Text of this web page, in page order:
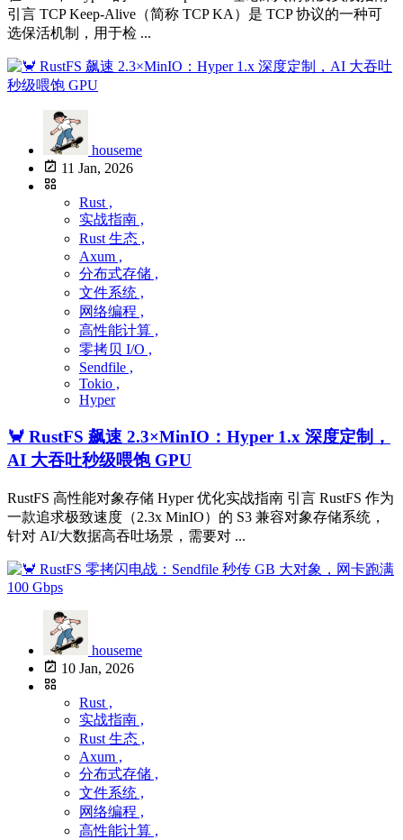
引言 TCP Keep-Alive（简称 TCP KA）是 TCP 协议的一种可
选保活机制，用于检 ...
houseme
11 Jan, 2026
Rust ,
实战指南 ,
Rust 生态 ,
Axum ,
分布式存储 ,
文件系统 ,
网络编程 ,
高性能计算 ,
零拷贝 I/O ,
Sendfile ,
Tokio ,
Hyper
🦀 RustFS 飙速 2.3×MinIO：Hyper 1.x 深度定制，
AI 大吞吐秒级喂饱 GPU
RustFS 高性能对象存储 Hyper 优化实战指南 引言 RustFS 作为
一款追求极致速度（2.3x MinIO）的 S3 兼容对象存储系统，
针对 AI/大数据高吞吐场景，需要对 ...
houseme
10 Jan, 2026
Rust ,
实战指南 ,
Rust 生态 ,
Axum ,
分布式存储 ,
文件系统 ,
网络编程 ,
高性能计算 ,